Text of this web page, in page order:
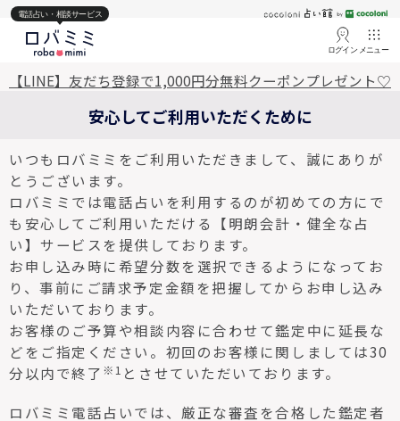
電話占い・相談サービス
ログイン メニュー
【LINE】友だち登録で1,000円分無料クーポンプレゼント♡
安心してご利用いただくために
いつもロバミミをご利用いただきまして、誠にありが
とうございます。
ロバミミでは電話占いを利用するのが初めての方にで
も安心してご利用いただける【明朗会計・健全な占
い】サービスを提供しております。
お申し込み時に希望分数を選択できるようになってお
り、事前にご請求予定金額を把握してからお申し込み
いただいております。
お客様のご予算や相談内容に合わせて鑑定中に延長な
どをご指定ください。初回のお客様に関しましては30
分以内で終了 ※1 とさせていただいております。
ロバミミ電話占いでは、厳正な審査を合格した鑑定者